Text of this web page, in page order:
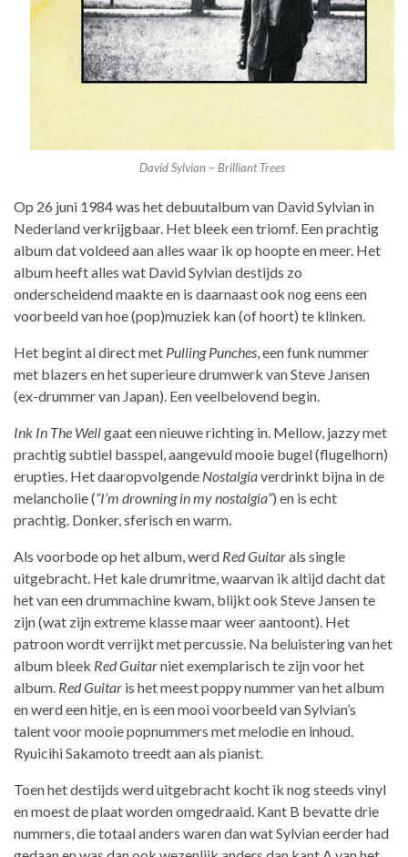
David Sylvian – Brilliant Trees
Op 26 juni 1984 was het debuutalbum van David Sylvian in
Nederland verkrijgbaar. Het bleek een triomf. Een prachtig
album dat voldeed aan alles waar ik op hoopte en meer. Het
album heeft alles wat David Sylvian destijds zo
onderscheidend maakte en is daarnaast ook nog eens een
voorbeeld van hoe (pop)muziek kan (of hoort) te klinken.
Het begint al direct met Pulling Punches , een funk nummer
met blazers en het superieure drumwerk van Steve Jansen
(ex-drummer van Japan). Een veelbelovend begin.
Ink In The Wellgaat een nieuwe richting in. Mellow, jazzy met
prachtig subtiel basspel, aangevuld mooie bugel (flugelhorn)
erupties. Het daaropvolgende Nostalgiaverdrinkt bijna in de
melancholie (“I’m drowning in my nostalgia”) en is echt
prachtig. Donker, sferisch en warm.
Als voorbode op het album, werd Red Guitarals single
uitgebracht. Het kale drumritme, waarvan ik altijd dacht dat
het van een drummachine kwam, blijkt ook Steve Jansen te
zijn (wat zijn extreme klasse maar weer aantoont). Het
patroon wordt verrijkt met percussie. Na beluistering van het
album bleek Red Guitarniet exemplarisch te zijn voor het
album. Red Guitar is het meest poppy nummer van het album
en werd een hitje, en is een mooi voorbeeld van Sylvian’s
talent voor mooie popnummers met melodie en inhoud.
Ryuicihi Sakamoto treedt aan als pianist.
Toen het destijds werd uitgebracht kocht ik nog steeds vinyl
en moest de plaat worden omgedraaid. Kant B bevatte drie
nummers, die totaal anders waren dan wat Sylvian eerder had